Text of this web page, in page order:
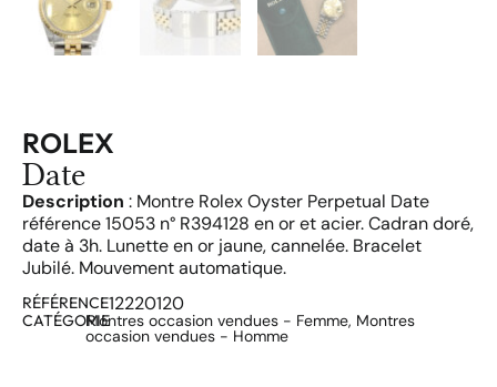
ROLEX
Date
Description : Montre Rolex Oyster Perpetual Date
référence 15053 n° R394128 en or et acier. Cadran doré,
date à 3h. Lunette en or jaune, cannelée. Bracelet
Jubilé. Mouvement automatique.
RÉFÉRENCE12220120
CATÉGORIEMontres occasion vendues - Femme, Montres
occasion vendues - Homme